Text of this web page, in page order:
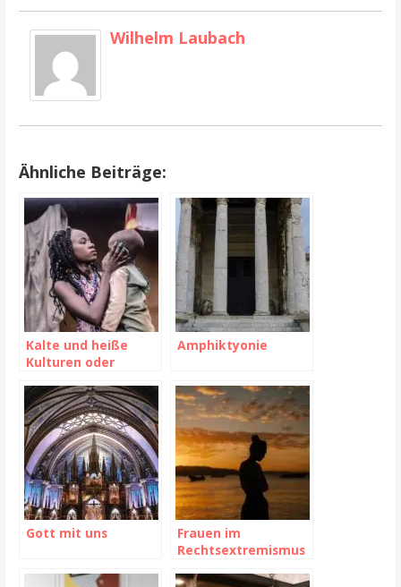
Wilhelm Laubach
Ähnliche Beiträge:
Kalte und heiße
Kulturen oder
Amphiktyonie
Gott mit uns
Frauen im
Rechtsextremismus